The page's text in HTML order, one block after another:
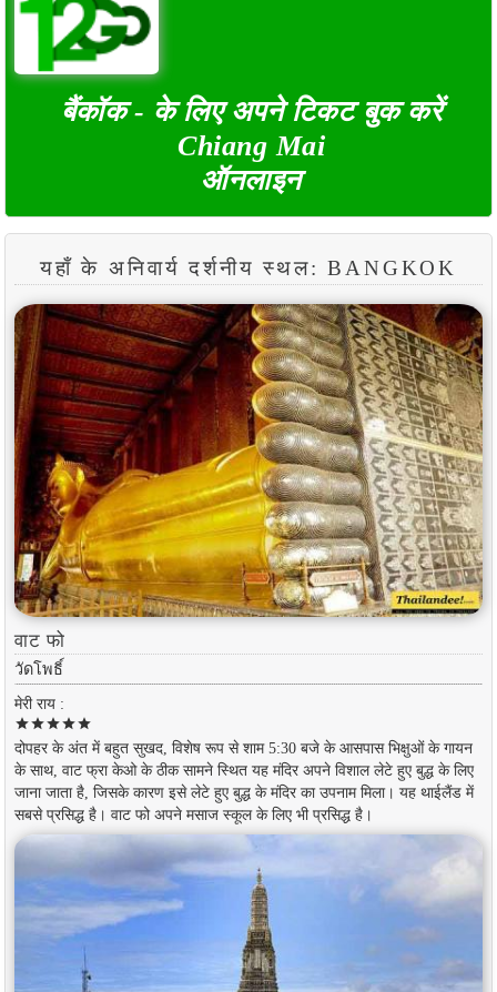
बैंकॉक - के लिए अपने टिकट बुक करें
Chiang Mai
ऑनलाइन
यहाँ के अनिवार्य दर्शनीय स्थल: BANGKOK
वाट फो
วัดโพธิ์
मेरी राय :
starstarstarstarstar
दोपहर के अंत में बहुत सुखद, विशेष रूप से शाम 5:30 बजे के आसपास भिक्षुओं के गायन
के साथ, वाट फ्रा केओ के ठीक सामने स्थित यह मंदिर अपने विशाल लेटे हुए बुद्ध के लिए
जाना जाता है, जिसके कारण इसे लेटे हुए बुद्ध के मंदिर का उपनाम मिला। यह थाईलैंड में
सबसे प्रसिद्ध है। वाट फो अपने मसाज स्कूल के लिए भी प्रसिद्ध है।